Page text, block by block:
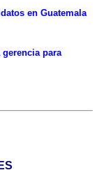
en Guatemala
para